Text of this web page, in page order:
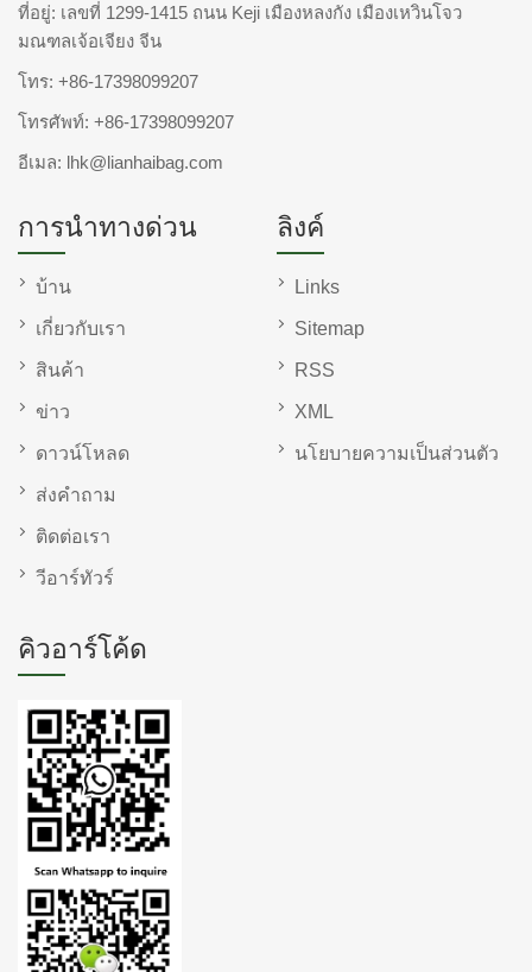
ที่อยู่: เลขที่ 1299-1415 ถนน Keji เมืองหลงกัง เมืองเหวินโจว
มณฑลเจ้อเจียง จีน
โทร: +86-17398099207
โทรศัพท์: +86-17398099207
อีเมล: lhk@lianhaibag.com
การนำทางด่วน
บ้าน
เกี่ยวกับเรา
สินค้า
ข่าว
ดาวน์โหลด
ส่งคำถาม
ติดต่อเรา
วีอาร์ทัวร์
ลิงค์
Links
Sitemap
RSS
XML
นโยบายความเป็นส่วนตัว
คิวอาร์โค้ด